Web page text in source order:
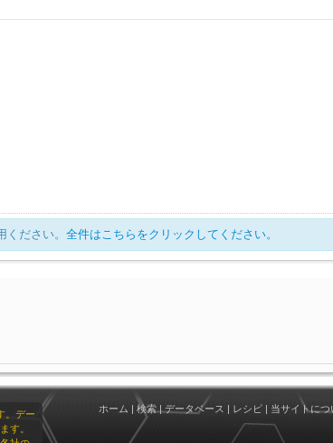
ださい。 全件はこちらをクリックしてください。
。デー
す。
ホーム | 検索| データベース | レシピ | 当サイトにつ